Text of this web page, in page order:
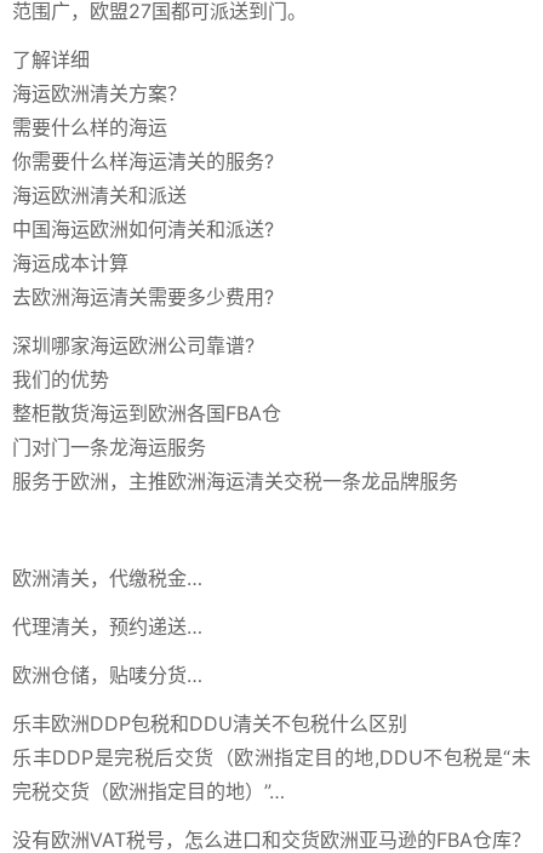
范围广，欧盟27国都可派送到门。
了解详细
海运欧洲清关方案？
需要什么样的海运
你需要什么样海运清关的服务?
海运欧洲清关和派送
中国海运欧洲如何清关和派送?
海运成本计算
去欧洲海运清关需要多少费用?
深圳哪家海运欧洲公司靠谱?
我们的优势
整柜散货海运到欧洲各国FBA仓
门对门一条龙海运服务
服务于欧洲，主推欧洲海运清关交税一条龙品牌服务
欧洲清关，代缴税金…
代理清关，预约递送…
欧洲仓储，贴唛分货…
乐丰欧洲DDP包税和DDU清关不包税什么区别
乐丰DDP是完税后交货（欧洲指定目的地,DDU不包税是“未
完税交货（欧洲指定目的地）”…
没有欧洲VAT税号，怎么进口和交货欧洲亚马逊的FBA仓库？